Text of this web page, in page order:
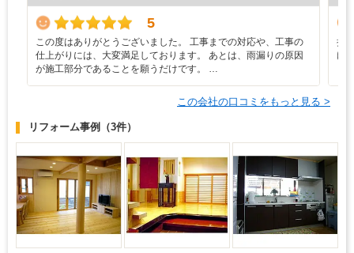
5
この度はありがとうございました。 工事までの対応や、工事の
仕上がりには、大変満足しております。 あとは、雨漏りの原因
が施工部分であることを願うだけです。 …
担
け
この会社の口コミをもっと見る >
リフォーム事例 （3件）